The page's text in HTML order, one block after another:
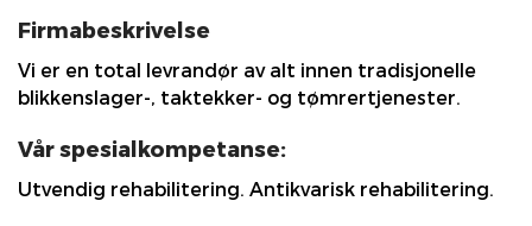
Firmabeskrivelse
Vi er en total levrandør av alt innen tradisjonelle
blikkenslager-, taktekker- og tømrertjenester.
Vår spesialkompetanse:
Utvendig rehabilitering. Antikvarisk rehabilitering.